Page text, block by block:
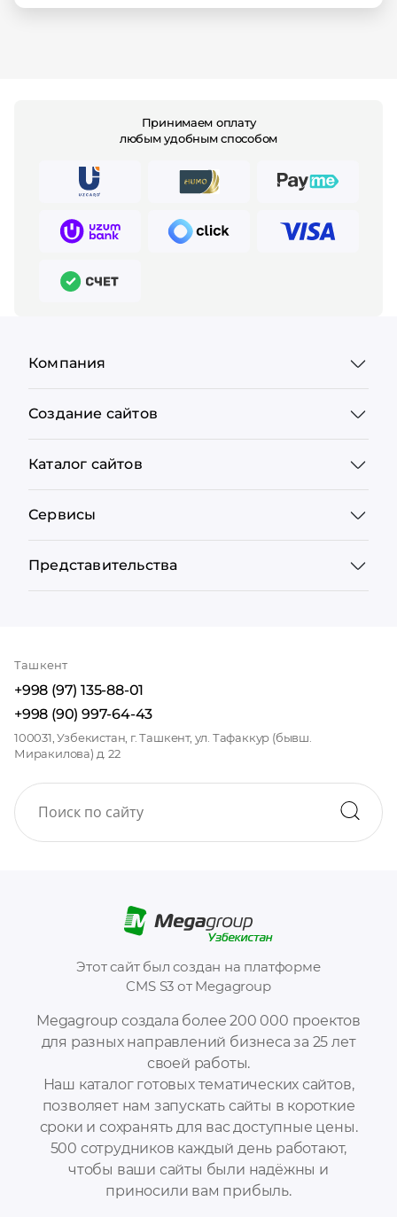
Принимаем оплату
любым удобным способом
Megagroup создала более 200 000 проектов
для разных направлений бизнеса за 25 лет
своей работы.
Наш каталог готовых тематических сайтов,
позволяет нам запускать сайты в короткие
сроки и сохранять для вас доступные цены.
500 сотрудников каждый день работают,
чтобы ваши сайты были надёжны и
приносили вам прибыль.
Этот сайт был создан на платформе
CMS S3 от Megagroup
Компания
Создание сайтов
Каталог сайтов
Сервисы
Представительства
Ташкент
+998 (97) 135-88-01
+998 (90) 997-64-43
100031, Узбекистан, г. Ташкент, ул. Тафаккур (бывш.
Миракилова) д. 22